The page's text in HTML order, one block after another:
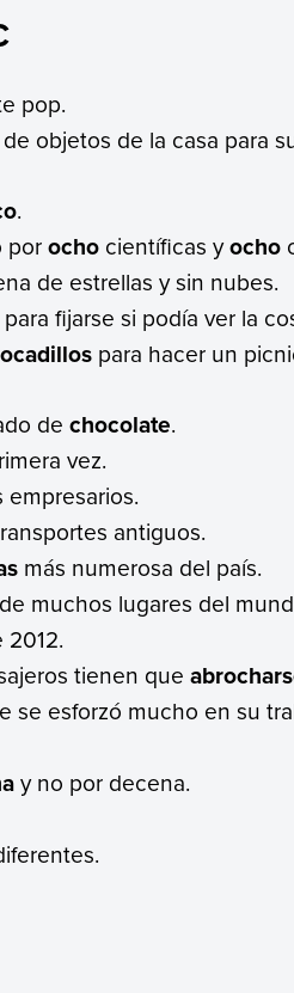
pop.
de objetos de la casa para
.
porocho científicas yocho
de estrellas y sin nubes.
para fijarse si podía ver la
para hacer un
dechocolate.
vez.
antiguos.
más numerosa del país.
muchos lugares del
tienen que
se esforzó mucho en su
y no por decena.